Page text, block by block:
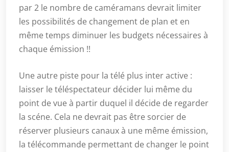
par 2 le nombre de caméramans devrait limiter
les possibilités de changement de plan et en
même temps diminuer les budgets nécessaires à
chaque émission !!
Une autre piste pour la télé plus inter active :
laisser le téléspectateur décider lui même du
point de vue à partir duquel il décide de regarder
la scéne. Cela ne devrait pas être sorcier de
réserver plusieurs canaux à une même émission,
la télécommande permettant de changer le point